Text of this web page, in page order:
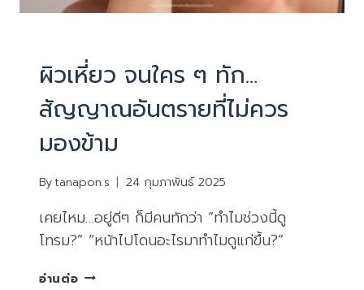
ผิวเหี่ยว จนใคร ๆ ทัก…
สัญญาณอันตรายที่ไม่ควร
มองข้าม
Bytanapon.s 24 กุมภาพันธ์ 2025
เคยไหม…อยู่ดีๆ ก็มีคนทักว่า “ทำไมช่วงนี้ดู
โทรม?” “หน้าไปโดนอะไรมาทำไมดูแก่ขึ้น?”
อ่านต่อผิว